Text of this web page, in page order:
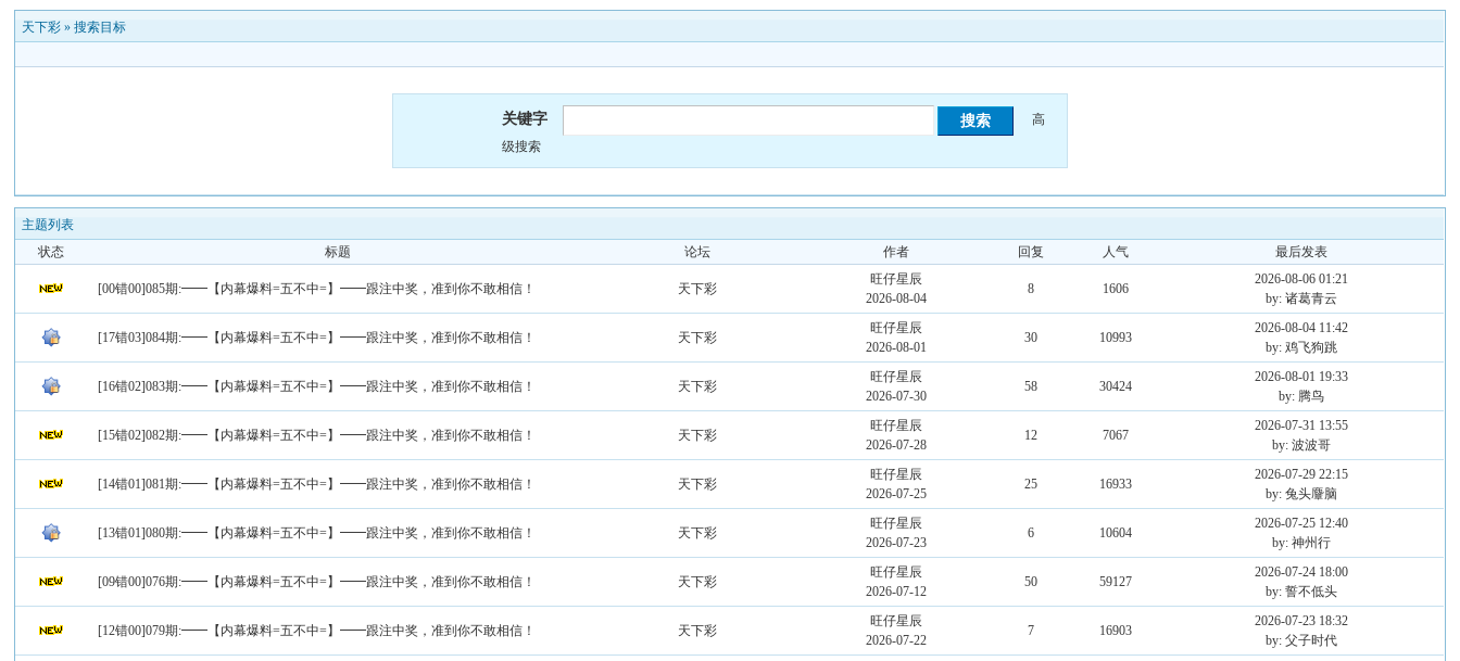
天下彩 »搜索目标
关键字
高
级搜索
主题列表
状态
标题 论坛 作者 回复 人气 最后发表
[00错00]085期:━━【内幕爆料=五不中=】━━跟注中奖，准到你不敢相信！ 天下彩
旺仔星辰
2026-08-04
8 1606
2026-08-06 01:21
by: 诸葛青云
[17错03]084期:━━【内幕爆料=五不中=】━━跟注中奖，准到你不敢相信！ 天下彩
旺仔星辰
2026-08-01
30 10993
2026-08-04 11:42
by: 鸡飞狗跳
[16错02]083期:━━【内幕爆料=五不中=】━━跟注中奖，准到你不敢相信！ 天下彩
旺仔星辰
2026-07-30
58 30424
2026-08-01 19:33
by: 腾鸟
[15错02]082期:━━【内幕爆料=五不中=】━━跟注中奖，准到你不敢相信！ 天下彩
旺仔星辰
2026-07-28
12 7067
2026-07-31 13:55
by: 波波哥
[14错01]081期:━━【内幕爆料=五不中=】━━跟注中奖，准到你不敢相信！ 天下彩
旺仔星辰
2026-07-25
25 16933
2026-07-29 22:15
by: 兔头麞脑
[13错01]080期:━━【内幕爆料=五不中=】━━跟注中奖，准到你不敢相信！ 天下彩
旺仔星辰
2026-07-23
6 10604
2026-07-25 12:40
by: 神州行
[09错00]076期:━━【内幕爆料=五不中=】━━跟注中奖，准到你不敢相信！ 天下彩
旺仔星辰
2026-07-12
50 59127
2026-07-24 18:00
by: 誓不低头
[12错00]079期:━━【内幕爆料=五不中=】━━跟注中奖，准到你不敢相信！ 天下彩
旺仔星辰
2026-07-22
7 16903
2026-07-23 18:32
by: 父子时代